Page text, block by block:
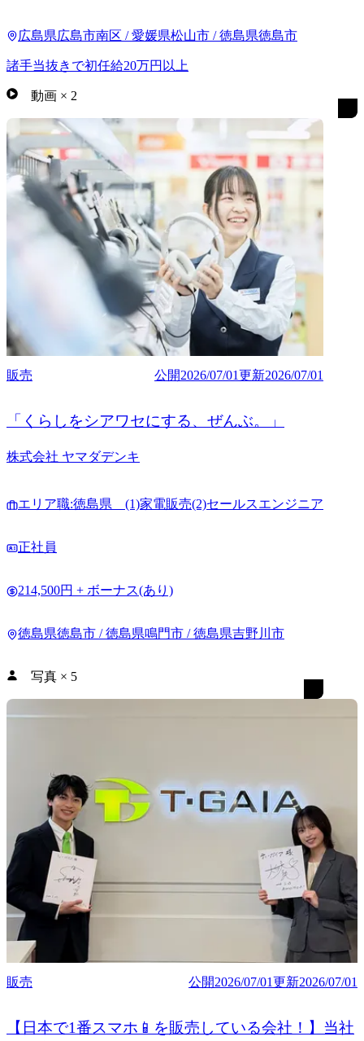
広島県広島市南区 / 愛媛県松山市 / 徳島県徳島市
諸手当抜きで初任給20万円以上
動画 × 2
販売 公開2026/07/01更新2026/07/01
「くらしをシアワセにする、ぜんぶ。」
株式会社 ヤマダデンキ
エリア職:徳島県 (1)家電販売(2)セールスエンジニア
正社員
214,500円 + ボーナス(あり)
徳島県徳島市 / 徳島県鳴門市 / 徳島県吉野川市
写真 × 5
販売 公開2026/07/01更新2026/07/01
【日本で1番スマホ📱を販売している会社！】当社